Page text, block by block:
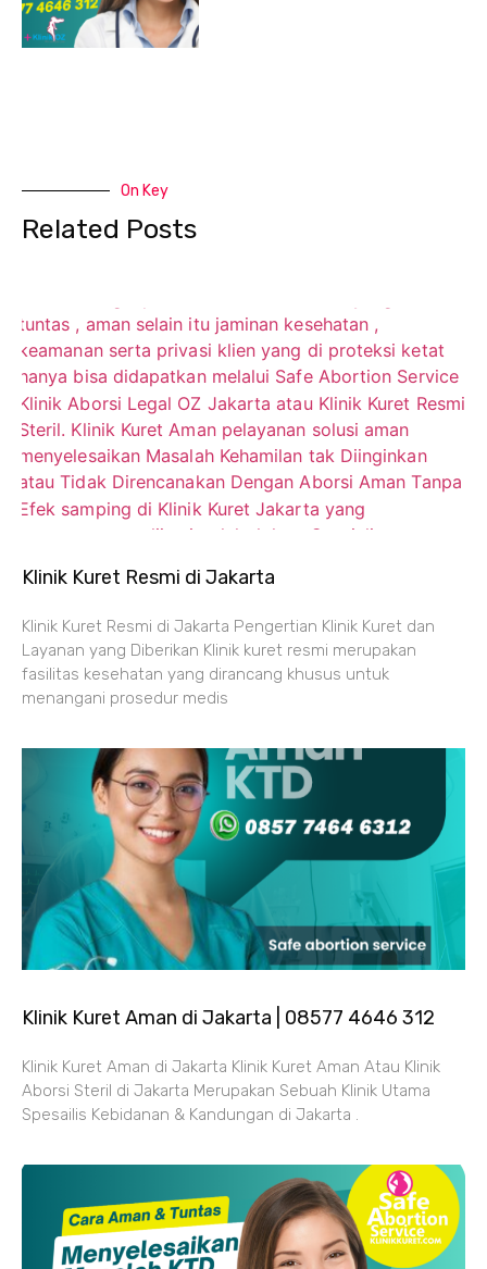
On Key
Related Posts
Klinik Kuret Resmi di Jakarta
Klinik Kuret Resmi di Jakarta Pengertian Klinik Kuret dan
Layanan yang Diberikan Klinik kuret resmi merupakan
fasilitas kesehatan yang dirancang khusus untuk
menangani prosedur medis
Klinik Kuret Aman di Jakarta | 08577 4646 312
Klinik Kuret Aman di Jakarta Klinik Kuret Aman Atau Klinik
Aborsi Steril di Jakarta Merupakan Sebuah Klinik Utama
Spesailis Kebidanan & Kandungan di Jakarta .